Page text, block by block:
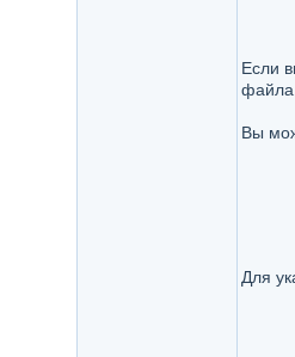
Если
файла.
Вы
Для